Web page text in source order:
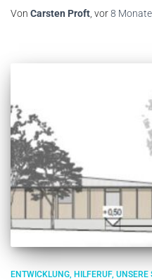
Von Carsten Proft , vor8
ENTWICKLUNG HILFERUF UNSERE